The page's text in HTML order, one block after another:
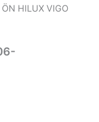
HILUX VIGO